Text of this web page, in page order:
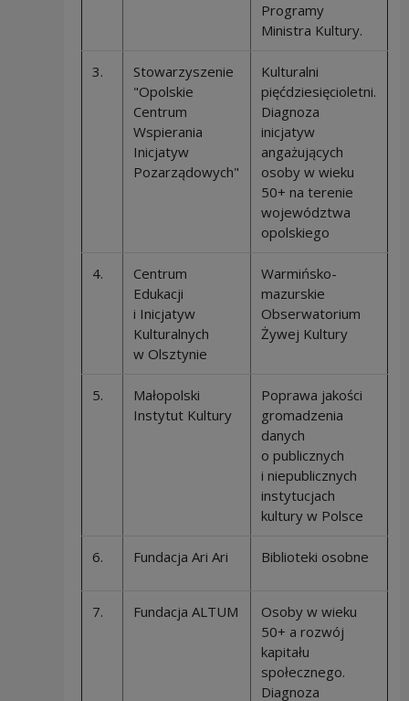
Programy
Ministra Kultury.
3.
Stowarzyszenie
"Opolskie
Centrum
Wspierania
Inicjatyw
Pozarządowych"
Kulturalni
pięćdziesięcioletni.
Diagnoza
inicjatyw
angażujących
osoby w wieku
50+ na terenie
województwa
opolskiego
4.
Centrum
Edukacji
i Inicjatyw
Kulturalnych
w Olsztynie
Warmińsko-
mazurskie
Obserwatorium
Żywej Kultury
5.
Małopolski
Instytut Kultury
Poprawa jakości
gromadzenia
danych
o publicznych
i niepublicznych
instytucjach
kultury w Polsce
6. Fundacja Ari Ari Biblioteki osobne
7. Fundacja ALTUM
Osoby w wieku
50+ a rozwój
kapitału
społecznego.
Diagnoza